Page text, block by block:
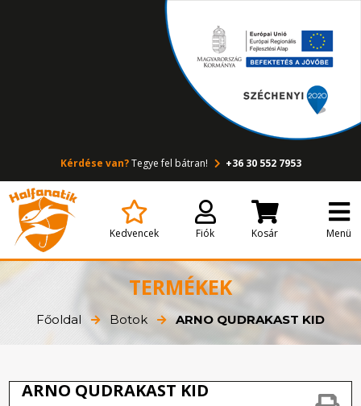
Kérdése van?Tegye fel bátran! +36 30 552 7953
Kedvencek Fiók Kosár Menü
TERMÉKEK
Főoldal Botok ARNO QUDRAKAST KID
ARNO QUDRAKAST KID